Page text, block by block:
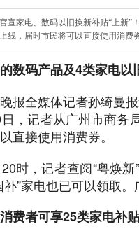
宣家电、数码以旧换新补贴“上新”
线，届时市民将可以直接使用消费券
数码产品及4类家电以
报全媒体记者孙绮曼
日，记者从广州市商务
直接使用消费券。
时，记者查阅“粤焕
补”家电也已可以领取
费者可享25类家电补贴